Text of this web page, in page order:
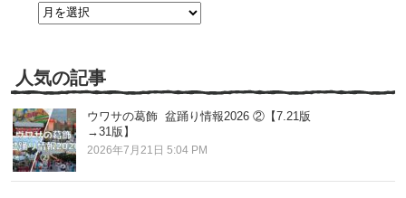
人気の記事
ウワサの葛飾 盆踊り情報2026 ②【7.21版
→31版】
2026年7月21日 5:04 PM